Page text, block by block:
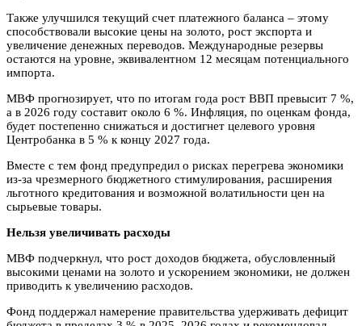
Также улучшился текущий счет платежного баланса – этому
способствовали высокие цены на золото, рост экспорта и
увеличение денежных переводов. Международные резервы
остаются на уровне, эквивалентном 12 месяцам потенциального
импорта.
МВФ прогнозирует, что по итогам года рост ВВП превысит 7 %,
а в 2026 году составит около 6 %. Инфляция, по оценкам фонда,
будет постепенно снижаться и достигнет целевого уровня
Центробанка в 5 % к концу 2027 года.
Вместе с тем фонд предупредил о рисках перегрева экономики
из-за чрезмерного бюджетного стимулирования, расширения
льготного кредитования и возможной волатильности цен на
сырьевые товары.
Нельзя увеличивать расходы
МВФ подчеркнул, что рост доходов бюджета, обусловленный
высокими ценами на золото и ускорением экономики, не должен
приводить к увеличению расходов.
Фонд поддержал намерение правительства удерживать дефицит